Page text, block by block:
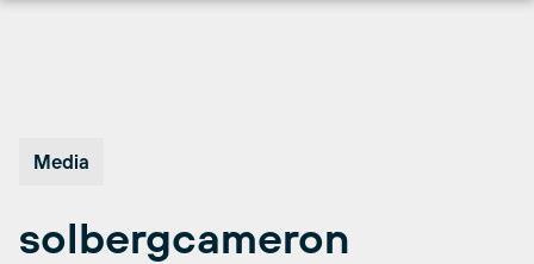
Media
solbergcameron